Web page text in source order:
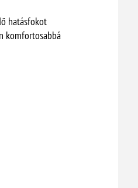
hatásfokot
komfortosabbá